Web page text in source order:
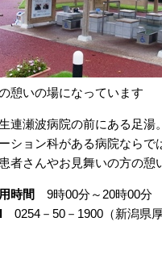
憩いの場になっています
連瀬波病院の前にある足湯
ション科がある病院なら
者さんやお見舞いの方の憩
時間 9時00分～20時00分
0254－50－1900（新潟県厚